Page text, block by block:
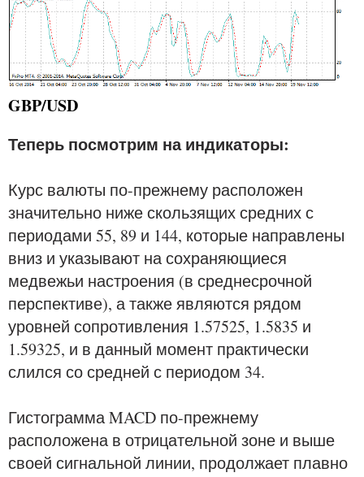
GBP/USD
Теперь посмотрим на индикаторы:
Курс валюты по-прежнему расположен
значительно ниже скользящих средних с
периодами 55, 89 и 144, которые направлены
вниз и указывают на сохраняющиеся
медвежьи настроения (в среднесрочной
перспективе), а также являются рядом
уровней сопротивления 1.57525, 1.5835 и
1.59325, и в данный момент практически
слился со средней с периодом 34.
Гистограмма MACD по-прежнему
расположена в отрицательной зоне и выше
своей сигнальной линии, продолжает плавно